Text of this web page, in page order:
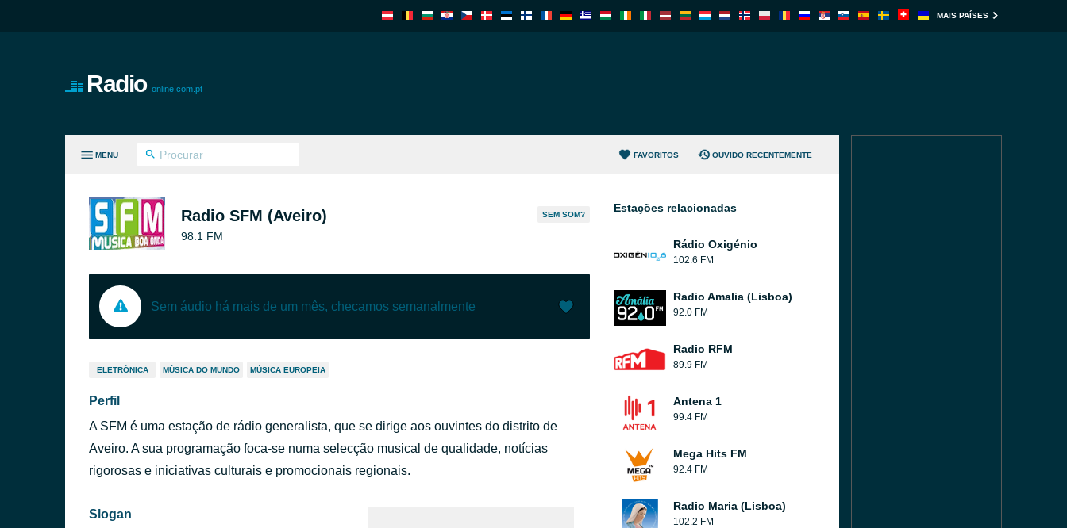
MAIS PAÍSES
Radio online.com.pt
MENU FAVORITOS OUVIDO RECENTEMENTE
Radio SFM (Aveiro)
98.1 FM
SEM SOM?
Sem áudio há mais de um mês, checamos semanalmente
ELETRÓNICA MÚSICA DO MUNDO MÚSICA EUROPEIA
Perfil
A SFM é uma estação de rádio generalista, que se dirige aos ouvintes do distrito de
Aveiro. A sua programação foca-se numa selecção musical de qualidade, notícias
rigorosas e iniciativas culturais e promocionais regionais.
Slogan
Estações relacionadas
Rádio Oxigénio
102.6 FM
Radio Amalia (Lisboa)
92.0 FM
Radio RFM
89.9 FM
Antena 1
99.4 FM
Mega Hits FM
92.4 FM
Radio Maria (Lisboa)
102.2 FM